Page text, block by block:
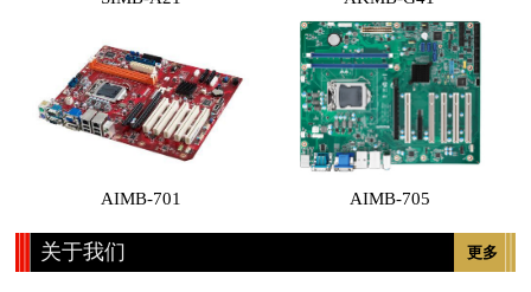
AIMB-701 AIMB-705
更多
关于我们